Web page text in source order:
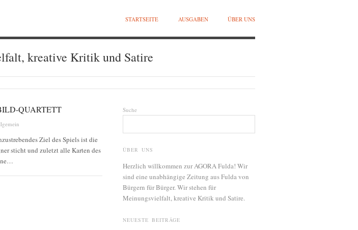
STARTSEITE AUSGABEN ÜBER UNS
kreative Kritik und Satire
QUARTETT
Ziel des Spiels ist die
sticht und zuletzt alle Karten des
Suche
ÜBER UNS
Herzlich willkommen zur AGORA Fulda! Wir
sind eine unabhängige Zeitung aus Fulda von
Bürgern für Bürger. Wir stehen für
Meinungsvielfalt, kreative Kritik und Satire.
NEUESTE BEITRÄGE